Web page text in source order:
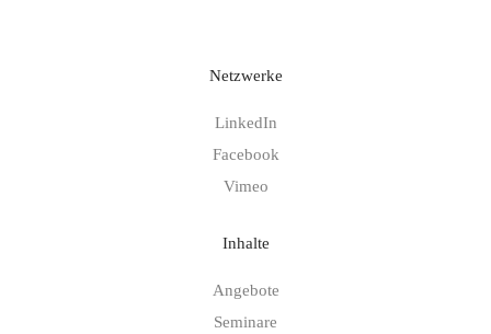
Netzwerke
LinkedIn
Facebook
Vimeo
Inhalte
Angebote
Seminare